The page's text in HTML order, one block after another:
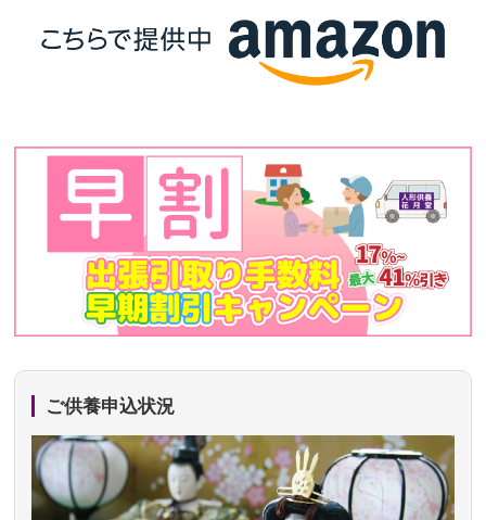
ご供養申込状況